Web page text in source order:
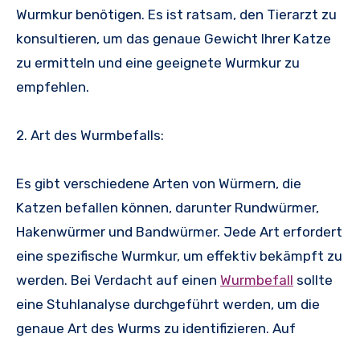
Wurmkur benötigen. Es ist ratsam, den Tierarzt zu
konsultieren, um das genaue Gewicht Ihrer Katze
zu ermitteln und eine geeignete Wurmkur zu
empfehlen.
2. Art des Wurmbefalls:
Es gibt verschiedene Arten von Würmern, die
Katzen befallen können, darunter Rundwürmer,
Hakenwürmer und Bandwürmer. Jede Art erfordert
eine spezifische Wurmkur, um effektiv bekämpft zu
werden. Bei Verdacht auf einen Wurmbefall sollte
eine Stuhlanalyse durchgeführt werden, um die
genaue Art des Wurms zu identifizieren. Auf